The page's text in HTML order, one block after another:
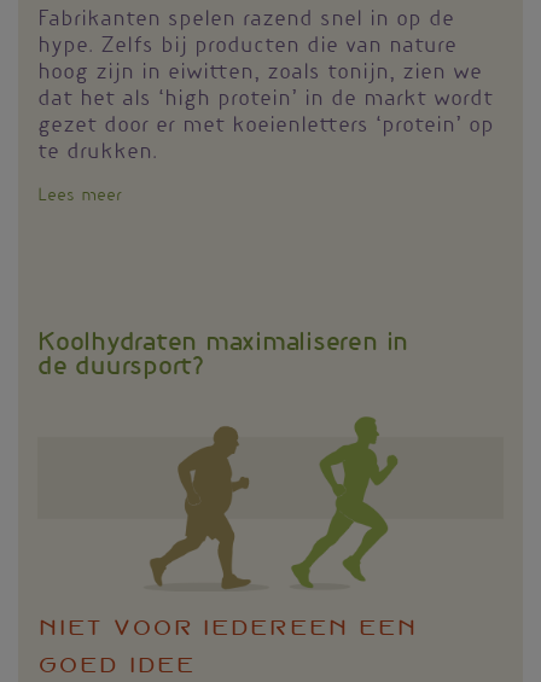
Fabrikanten spelen razend snel in op de
hype. Zelfs bij producten die van nature
hoog zijn in eiwitten, zoals tonijn, zien we
dat het als ‘high protein’ in de markt wordt
gezet door er met koeienletters ‘protein’ op
te drukken.
Lees meer
waard?
Koolhydraten maximaliseren in
de duursport?
Niet voor iedereen een
goed idee